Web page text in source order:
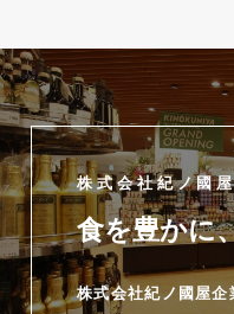
株式会社紀ノ國
食を豊かに
株式会社紀ノ國屋企